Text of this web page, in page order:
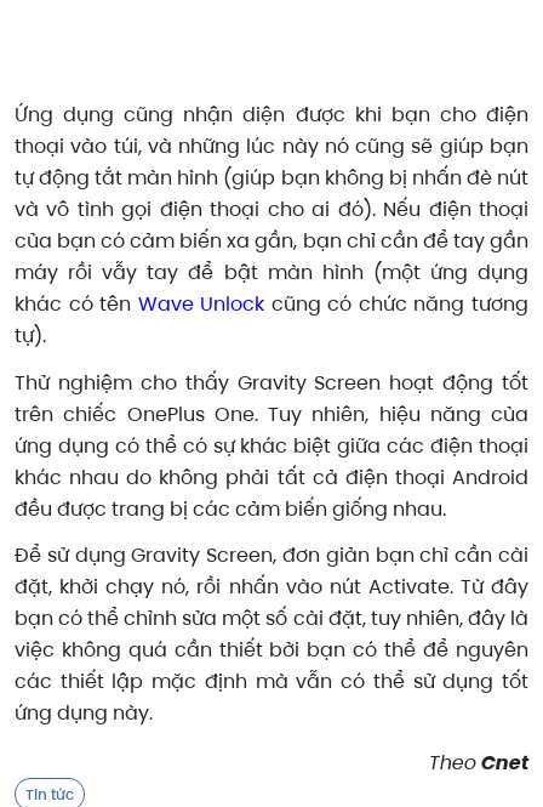
Ứng dụng cũng nhận diện được khi bạn cho điện
thoại vào túi, và những lúc này nó cũng sẽ giúp bạn
tự động tắt màn hình (giúp bạn không bị nhấn đè nút
và vô tình gọi điện thoại cho ai đó). Nếu điện thoại
của bạn có cảm biến xa gần, bạn chỉ cần để tay gần
máy rồi vẫy tay để bật màn hình (một ứng dụng
khác có tên Wave Unlock cũng có chức năng tương
tự).
Thử nghiệm cho thấy Gravity Screen hoạt động tốt
trên chiếc OnePlus One. Tuy nhiên, hiệu năng của
ứng dụng có thể có sự khác biệt giữa các điện thoại
khác nhau do không phải tất cả điện thoại Android
đều được trang bị các cảm biến giống nhau.
Để sử dụng Gravity Screen, đơn giản bạn chỉ cần cài
đặt, khởi chạy nó, rồi nhấn vào nút Activate. Từ đây
bạn có thể chỉnh sửa một số cài đặt, tuy nhiên, đây là
việc không quá cần thiết bởi bạn có thể để nguyên
các thiết lập mặc định mà vẫn có thể sử dụng tốt
ứng dụng này.
TheoCnet
Tin tức